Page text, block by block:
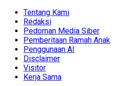
Tentang Kami
Redaksi
Pedoman Media Siber
Pemberitaan Ramah Anak
Penggunaan AI
Disclaimer
Visitor
Kerja Sama